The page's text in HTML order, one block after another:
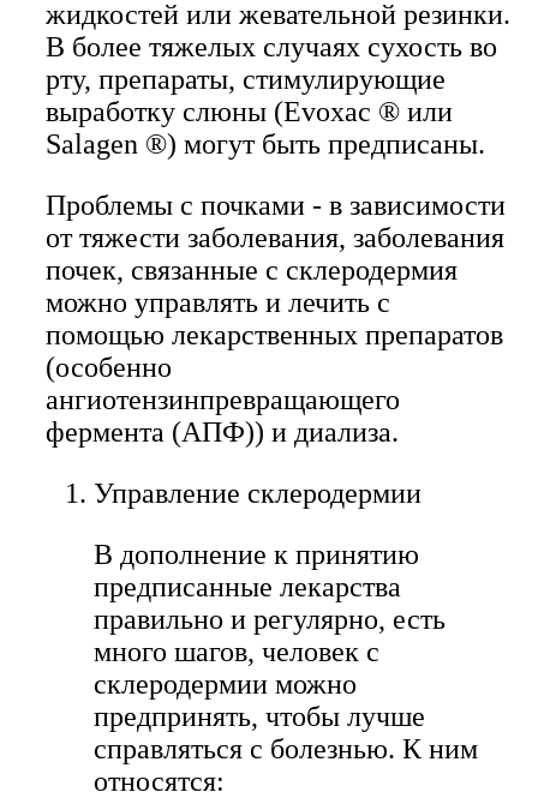
жидкостей или жевательной резинки.
В более тяжелых случаях сухость во
рту, препараты, стимулирующие
выработку слюны (Evoxac ® или
Salagen ®) могут быть предписаны.
Проблемы с почками - в зависимости
от тяжести заболевания, заболевания
почек, связанные с склеродермия
можно управлять и лечить с
помощью лекарственных препаратов
(особенно
ангиотензинпревращающего
фермента (АПФ)) и диализа.
Управление склеродермии
В дополнение к принятию
предписанные лекарства
правильно и регулярно, есть
много шагов, человек с
склеродермии можно
предпринять, чтобы лучше
справляться с болезнью. К ним
относятся: